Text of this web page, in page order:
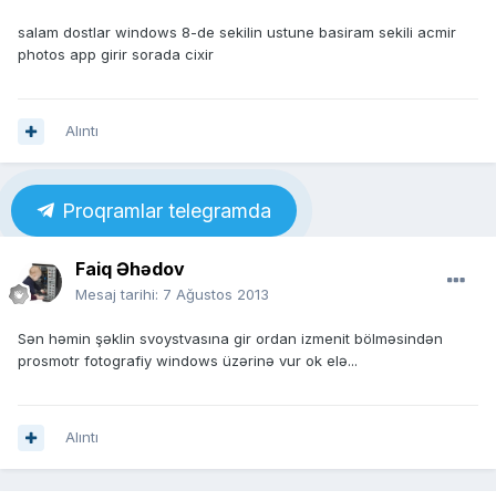
salam dostlar windows 8-de sekilin ustune basiram sekili acmir
photos app girir sorada cixir
Alıntı
Proqramlar telegramda
Faiq Əhədov
Mesaj tarihi: 7 Ağustos 2013
Sən həmin şəklin svoystvasına gir ordan izmenit bölməsindən
prosmotr fotografiy windows üzərinə vur ok elə...
Alıntı